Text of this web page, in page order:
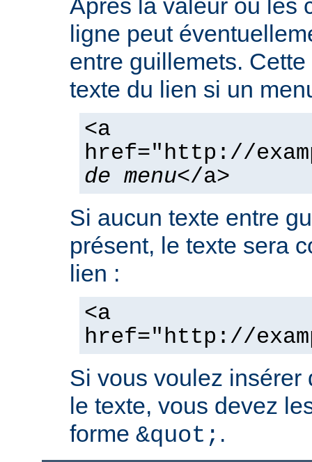
Après la valeur ou les
ligne peut
entre guillemets.
texte du lien si un
<a
href="http://
de menu</a>
Si aucun texte entre
présent, le texte sera
lien :
<a
href="http://
Si vous voulez insérer
le texte, vous devez
forme &quot; .